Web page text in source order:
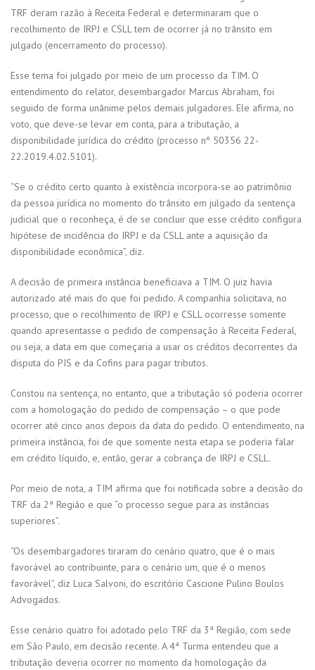
TRF deram razão à Receita Federal e determinaram que o
recolhimento de IRPJ e CSLL tem de ocorrer já no trânsito em
julgado (encerramento do processo).
Esse tema foi julgado por meio de um processo da TIM. O
entendimento do relator, desembargador Marcus Abraham, foi
seguido de forma unânime pelos demais julgadores. Ele afirma, no
voto, que deve-se levar em conta, para a tributação, a
disponibilidade jurídica do crédito (processo nº 50356 22-
22.2019.4.02.5101).
“Se o crédito certo quanto à existência incorpora-se ao patrimônio
da pessoa jurídica no momento do trânsito em julgado da sentença
judicial que o reconheça, é de se concluir que esse crédito configura
hipótese de incidência do IRPJ e da CSLL ante a aquisição da
disponibilidade econômica”, diz.
A decisão de primeira instância beneficiava a TIM. O juiz havia
autorizado até mais do que foi pedido. A companhia solicitava, no
processo, que o recolhimento de IRPJ e CSLL ocorresse somente
quando apresentasse o pedido de compensação à Receita Federal,
ou seja, a data em que começaria a usar os créditos decorrentes da
disputa do PIS e da Cofins para pagar tributos.
Constou na sentença, no entanto, que a tributação só poderia ocorrer
com a homologação do pedido de compensação – o que pode
ocorrer até cinco anos depois da data do pedido. O entendimento, na
primeira instância, foi de que somente nesta etapa se poderia falar
em crédito líquido, e, então, gerar a cobrança de IRPJ e CSLL.
Por meio de nota, a TIM afirma que foi notificada sobre a decisão do
TRF da 2ª Região e que “o processo segue para as instâncias
superiores”.
“Os desembargadores tiraram do cenário quatro, que é o mais
favorável ao contribuinte, para o cenário um, que é o menos
favorável”, diz Luca Salvoni, do escritório Cascione Pulino Boulos
Advogados.
Esse cenário quatro foi adotado pelo TRF da 3ª Região, com sede
em São Paulo, em decisão recente. A 4ª Turma entendeu que a
tributação deveria ocorrer no momento da homologação da